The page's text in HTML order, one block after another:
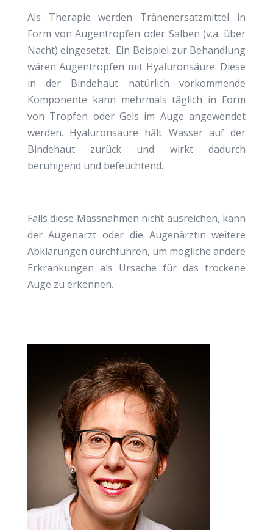
Als Therapie werden Tränenersatzmittel in
Form von Augentropfen oder Salben (v.a. über
Nacht) eingesetzt. Ein Beispiel zur Behandlung
wären Augentropfen mit Hyaluronsäure. Diese
in der Bindehaut natürlich vorkommende
Komponente kann mehrmals täglich in Form
von Tropfen oder Gels im Auge angewendet
werden. Hyaluronsäure hält Wasser auf der
Bindehaut zurück und wirkt dadurch
beruhigend und befeuchtend.
Falls diese Massnahmen nicht ausreichen, kann
der Augenarzt oder die Augenärztin weitere
Abklärungen durchführen, um mögliche andere
Erkrankungen als Ursache für das trockene
Auge zu erkennen.